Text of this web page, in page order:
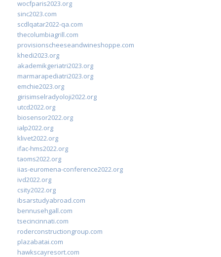
wocfparis2023.org
sinc2023.com
scdlqatar2022-qa.com
thecolumbiagrill.com
provisionscheeseandwineshoppe.com
khedi2023.org
akademikgeriatri2023.org
marmarapediatri2023.org
emchie2023.org
girisimselradyoloji2022.org
utcd2022.org
biosensor2022.org
ialp2022.org
klivet2022.org
ifac-hms2022.org
taoms2022.org
iias-euromena-conference2022.org
ivd2022.org
csity2022.org
ibsarstudyabroad.com
bennusehgall.com
tsecincinnati.com
roderconstructiongroup.com
plazabatai.com
hawkscayresort.com